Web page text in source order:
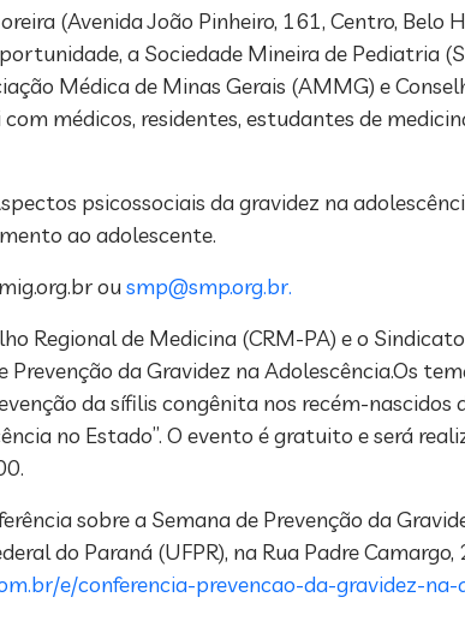
(Avenida João Pinheiro, 161, Centro, Belo
a Sociedade Mineira de Pediatria
Médica de Minas Gerais (AMMG) e
médicos, residentes, estudantes de
psicossociais da gravidez na
ao adolescente.
ou smp@smp.org.br.
Regional de Medicina (CRM-PA) e o
da Gravidez na Adolescência.Os
da sífilis congênita nos recém-nascidos
no Estado”. O evento é gratuito e será
sobre a Semana de Prevenção da
do Paraná (UFPR), na Rua Padre Camargo,
e/conferencia-prevencao-da-gravidez-na-